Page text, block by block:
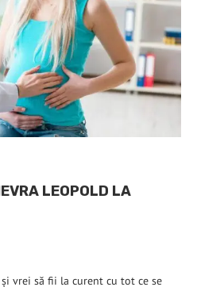
LEOPOLD LA
vrei să fii la curent cu tot ce se